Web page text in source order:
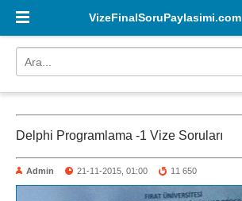
VizeFinalSoruPaylasimi.com
Delphi Programlama -1 Vize Soruları
Admin 21-11-2015, 01:00 11 650